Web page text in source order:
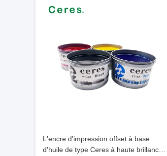
L'encre d'impression offset à base
d'huile de type Ceres à haute brillance